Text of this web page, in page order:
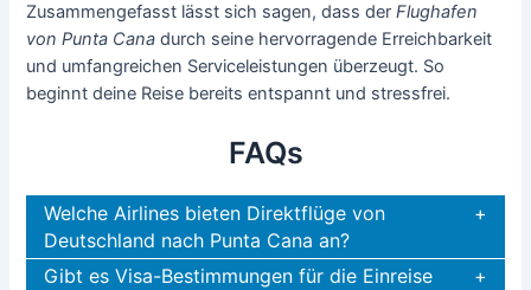
Zusammengefasst lässt sich sagen, dass derFlughafen
von Punta Cana durch seine hervorragende Erreichbarkeit
und umfangreichen Serviceleistungen überzeugt. So
beginnt deine Reise bereits entspannt und stressfrei.
FAQs
Welche Airlines bieten Direktflüge von
Deutschland nach Punta Cana an?
Gibt es Visa-Bestimmungen für die Einreise